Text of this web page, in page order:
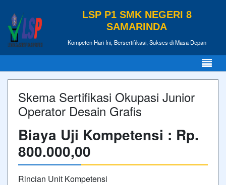
LSP P1 SMK NEGERI 8
SAMARINDA
Kompeten Hari Ini, Bersertifikasi, Sukses di Masa Depan
Skema Sertifikasi Okupasi Junior
Operator Desain Grafis
Biaya Uji Kompetensi : Rp.
800.000,00
Rincian Unit Kompetensi